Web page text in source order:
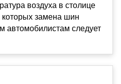
воздуха в столице
которых замена шин
автомобилистам следует